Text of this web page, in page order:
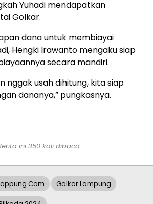
Yuhadi mendapatkan
Golkar.
dana untuk membiayai
Hengki Irawanto mengaku siap
secara mandiri.
nggak usah dihitung, kita siap
dananya,” pungkasnya.
ini 350 kali dibaca
Golkar Lampung